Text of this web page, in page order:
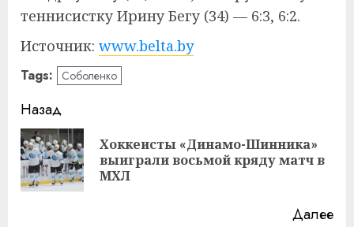
теннисистку Ирину Бегу (34) — 6:3, 6:2.
Источник: www.belta.by
Tags: Соболенко
Навигация
записи
Назад
Хоккеисты «Динамо-Шинника»
выиграли восьмой кряду матч в
МХЛ
Далее